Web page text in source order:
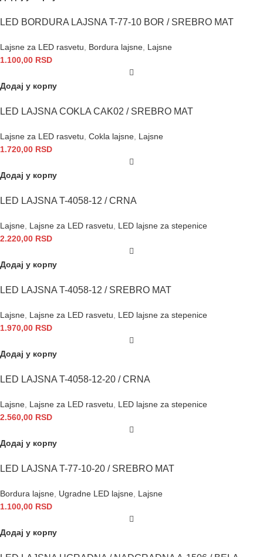
LED BORDURA LAJSNA T-77-10 BOR / SREBRO MAT
Lajsne za LED rasvetu Bordura lajsne Lajsne
1.100,00 RSD
Додај у корпу
LED LAJSNA COKLA CAK02 / SREBRO MAT
Lajsne za LED rasvetu Cokla lajsne Lajsne
1.720,00 RSD
Додај у корпу
LED LAJSNA T-4058-12 / CRNA
Lajsne Lajsne za LED rasvetu
LED lajsne za stepenice
2.220,00 RSD
Додај у корпу
LED LAJSNA T-4058-12 / SREBRO MAT
Lajsne Lajsne za LED rasvetu
LED lajsne za stepenice
1.970,00 RSD
Додај у корпу
LED LAJSNA T-4058-12-20 / CRNA
Lajsne Lajsne za LED rasvetu
LED lajsne za stepenice
2.560,00 RSD
Додај у корпу
LED LAJSNA T-77-10-20 / SREBRO MAT
Bordura lajsne Ugradne LED lajsne Lajsne
1.100,00 RSD
Додај у корпу